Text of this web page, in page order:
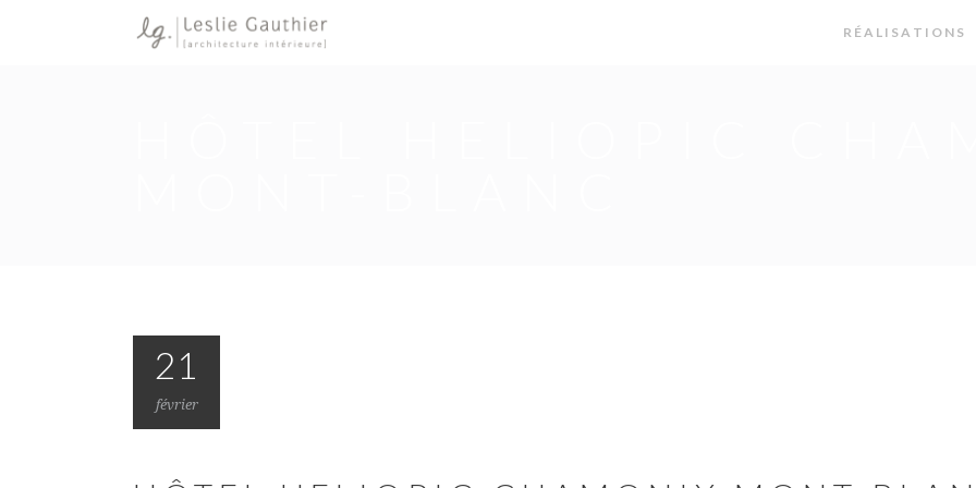
R É A L I S A T I O N S
21
février